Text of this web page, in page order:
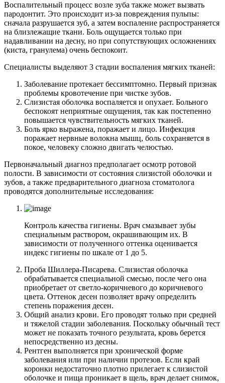
Воспалительный процесс возле зуба также может вызвать
пародонтит. Это происходит из-за повреждения пульпы:
сначала разрушается зуб, а затем воспаление распространяется
на близлежащие ткани. Боль ощущается только при
надавливании на десну, но при сопутствующих осложнениях
(киста, гранулема) очень беспокоит.
Специалисты выделяют 3 стадии воспаления мягких тканей:
Заболевание протекает бессимптомно. Первый признак
проблемы кровотечение при чистке зубов.
Слизистая оболочка воспаляется и опухает. Больного
беспокоят неприятные ощущения, так как постепенно
повышается чувствительность мягких тканей.
Боль ярко выражена, поражает и лицо. Инфекция
поражает нервные волокна мышц, боль сохраняется в
покое, человеку сложно двигать челюстью.
Первоначальный диагноз предполагает осмотр ротовой
полости. В зависимости от состояния слизистой оболочки и
зубов, а также предварительного диагноза стоматолога
проводятся дополнительные исследования:
Контроль качества гигиены. Врач смазывает зубы
специальным раствором, окрашивающим их. В
зависимости от полученного оттенка оценивается
индекс гигиены по шкале от 1 до 5.
Проба Шиллера-Писарева. Слизистая оболочка
обрабатывается специальной смесью, после чего она
приобретает от светло-коричневого до коричневого
цвета. Оттенок десен позволяет врачу определить
степень поражения десен.
Общий анализ крови. Его проводят только при средней
и тяжелой стадии заболевания. Поскольку обычный тест
может не показать точного результата, кровь берется
непосредственно из десны.
Рентген выполняется при хронической форме
заболевания или при наличии протезов. Если край
коронки недостаточно плотно прилегает к слизистой
оболочке и пища проникает в щель, врач делает снимок,